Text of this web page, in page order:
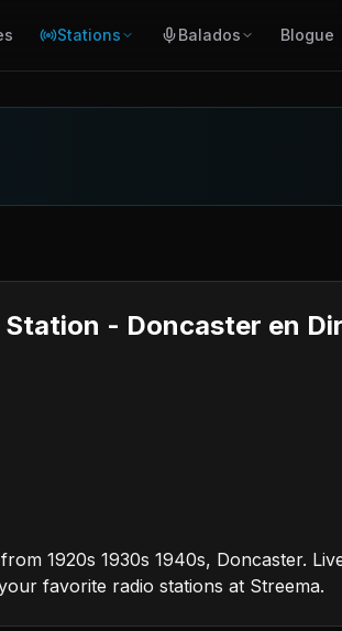
Stations Balados Blogue
Station - Doncaster en
1920s 1930s 1940s, Doncaster.
favorite radio stations at Streema.